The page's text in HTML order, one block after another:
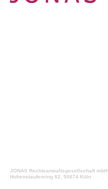
JONAS Rechtsanwaltsgesellschaft mbH
Hohenstaufenring 62, 50674 Köln